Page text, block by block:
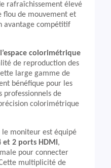
rafraîchissement élevé
flou de mouvement et
avantage compétitif
colorimétrique
de reproduction des
large gamme de
bénéfique pour les
professionnels de
colorimétrique
le moniteur est équipé
2 ports HDMI ,
pour connecter
multiplicité de